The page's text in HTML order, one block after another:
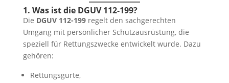
1. Was ist die DGUV 112-199?
Die DGUV 112-199regelt den sachgerechten
Umgang mit persönlicher Schutzausrüstung, die
speziell für Rettungszwecke entwickelt wurde. Dazu
gehören:
Rettungsgurte,